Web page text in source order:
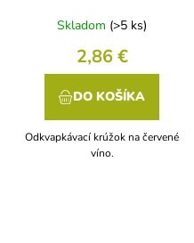
Skladom (>5 ks)
2,86 €
DO KOŠÍKA
Odkvapkávací krúžok na červené
víno.